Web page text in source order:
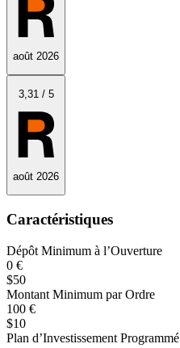
août 2026
3,31/ 5
août 2026
Caractéristiques
Dépôt Minimum à l’Ouverture
0 €
$50
Montant Minimum par Ordre
100 €
$10
Plan d’Investissement Programmé